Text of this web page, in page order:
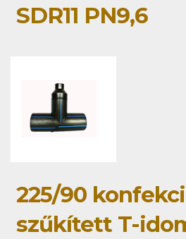
SDR11 PN9,6
225/90
szűkített T-